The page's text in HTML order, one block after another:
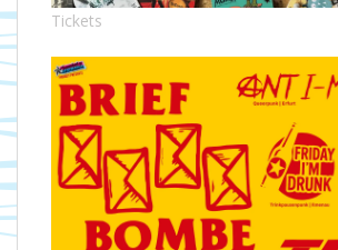
Tickets